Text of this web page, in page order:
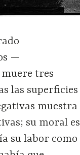
—
tres
las superficies
muestra
su moral es
su labor como